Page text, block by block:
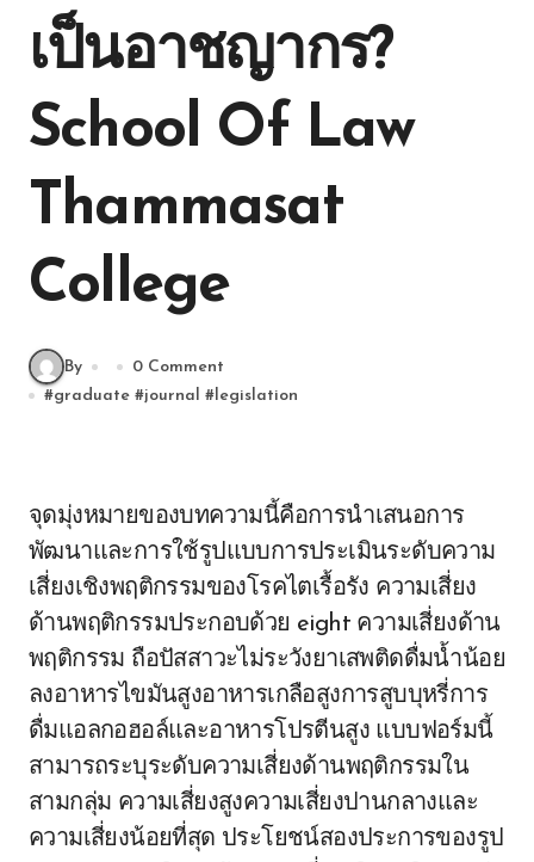
เป็นอาชญากร?
School Of Law
Thammasat
College
By
0 Comment
#graduate #journal #legislation
จุดมุ่งหมายของบทความนี้คือการนำเสนอการ
พัฒนาและการใช้รูปแบบการประเมินระดับความ
เสี่ยงเชิงพฤติกรรมของโรคไตเรื้อรัง ความเสี่ยง
ด้านพฤติกรรมประกอบด้วย eight ความเสี่ยงด้าน
พฤติกรรม ถือปัสสาวะไม่ระวังยาเสพติดดื่มน้ำน้อย
ลงอาหารไขมันสูงอาหารเกลือสูงการสูบบุหรี่การ
ดื่มแอลกอฮอล์และอาหารโปรตีนสูง แบบฟอร์มนี้
สามารถระบุระดับความเสี่ยงด้านพฤติกรรมใน
สามกลุ่ม ความเสี่ยงสูงความเสี่ยงปานกลางและ
ความเสี่ยงน้อยที่สุด ประโยชน์สองประการของรูป